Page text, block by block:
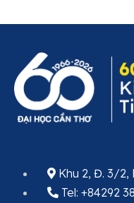
Khu 2, Đ. 3/2,
Tel: +84292